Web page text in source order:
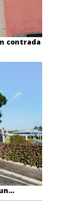
contrada